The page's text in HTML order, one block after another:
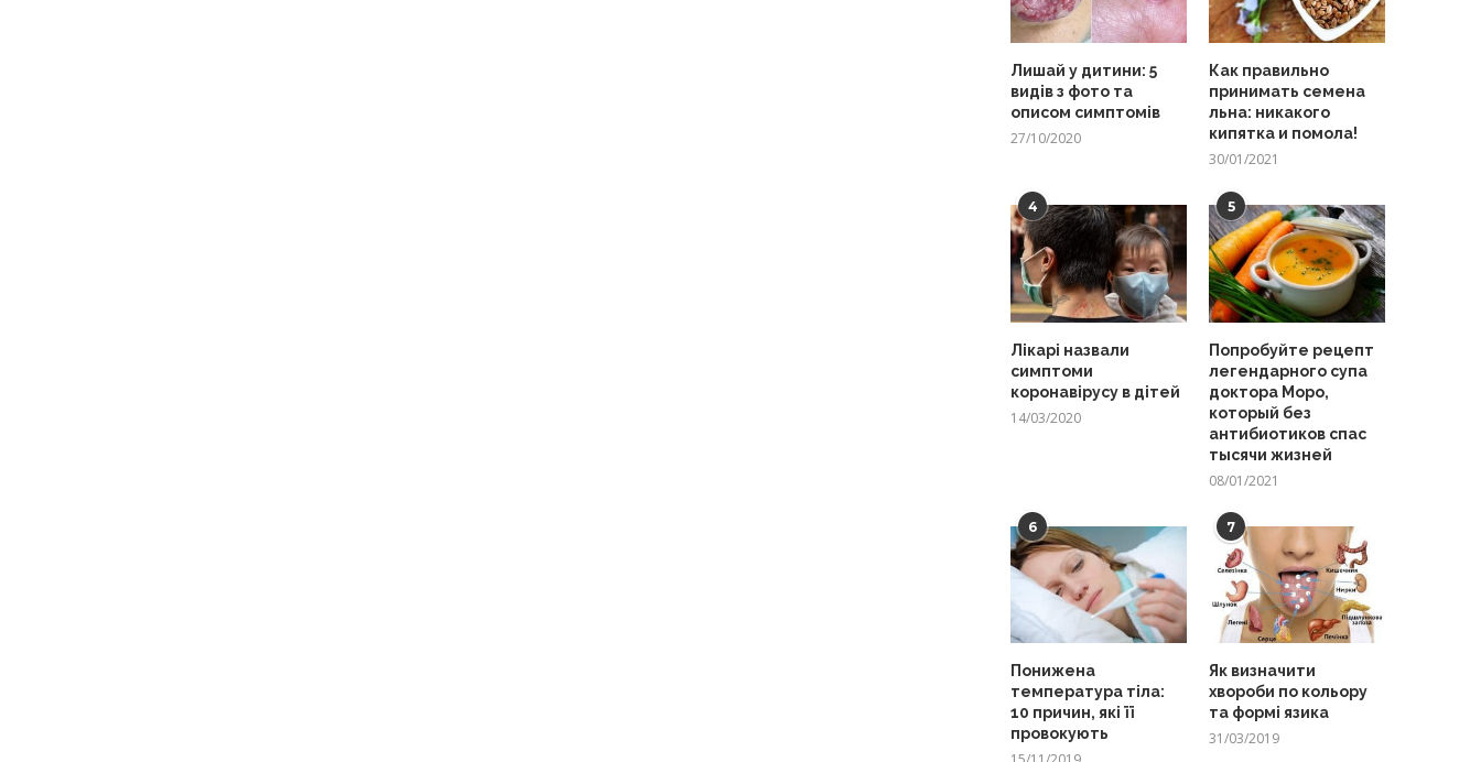
Лишай у дитини: 5
видів з фото та
описом симптомів
27/10/2020
Как правильно
принимать семена
льна: никакого
кипятка и помола!
30/01/2021
4
Лікарі назвали
симптоми
коронавірусу в дітей
14/03/2020
5
Попробуйте рецепт
легендарного супа
доктора Моро,
который без
антибиотиков спас
тысячи жизней
08/01/2021
6
Понижена
температура тіла:
10 причин, які її
провокують
7
Як визначити
хвороби по кольору
та формі язика
31/03/2019